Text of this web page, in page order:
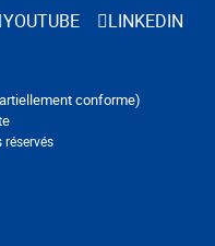
YOUTUBE
LINKEDIN
conforme)